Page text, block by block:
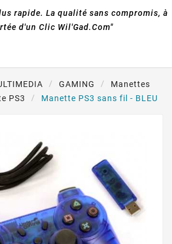
rapide. La qualité sans compromis, à
d'un Clic Wil'Gad.Com"
GAMING
Manettes
PS3 Manette PS3 sans fil - BLEU